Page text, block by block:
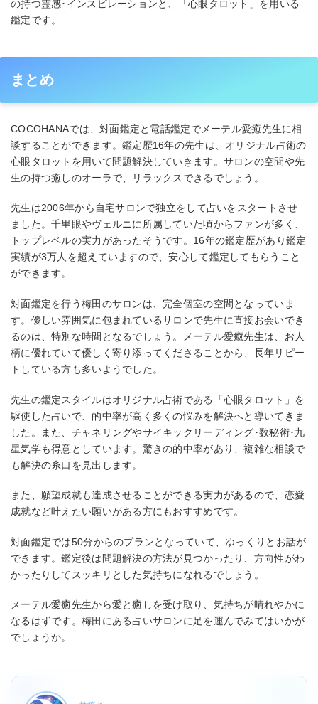
の持つ霊感･インスピレーションと、「心眼タロット」を用いる
鑑定です。
まとめ
COCOHANAでは、対面鑑定と電話鑑定でメーテル愛癒先生に相
談することができます。鑑定歴16年の先生は、オリジナル占術の
心眼タロットを用いて問題解決していきます。サロンの空間や先
生の持つ癒しのオーラで、リラックスできるでしょう。
先生は2006年から自宅サロンで独立をして占いをスタートさせ
ました。千里眼やヴェルニに所属していた頃からファンが多く、
トップレベルの実力があったそうです。16年の鑑定歴があり鑑定
実績が3万人を超えていますので、安心して鑑定してもらうこと
ができます。
対面鑑定を行う梅田のサロンは、完全個室の空間となっていま
す。優しい雰囲気に包まれているサロンで先生に直接お会いでき
るのは、特別な時間となるでしょう。メーテル愛癒先生は、お人
柄に優れていて優しく寄り添ってくださることから、長年リピー
トしている方も多いようでした。
先生の鑑定スタイルはオリジナル占術である「心眼タロット」を
駆使した占いで、的中率が高く多くの悩みを解決へと導いてきま
した。また、チャネリングやサイキックリーディング･数秘術･九
星気学も得意としています。驚きの的中率があり、複雑な相談で
も解決の糸口を見出します。
また、願望成就も達成させることができる実力があるので、恋愛
成就など叶えたい願いがある方にもおすすめです。
対面鑑定では50分からのプランとなっていて、ゆっくりとお話が
できます。鑑定後は問題解決の方法が見つかったり、方向性がわ
かったりしてスッキリとした気持ちになれるでしょう。
メーテル愛癒先生から愛と癒しを受け取り、気持ちが晴れやかに
なるはずです。梅田にある占いサロンに足を運んでみてはいかが
でしょうか。